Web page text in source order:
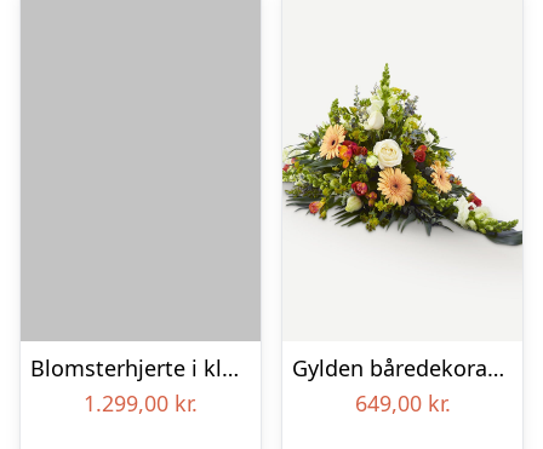
Blomsterhjerte i klassisk stil – pink
1.299,00 kr.
Gylden båredekoration
649,00 kr.